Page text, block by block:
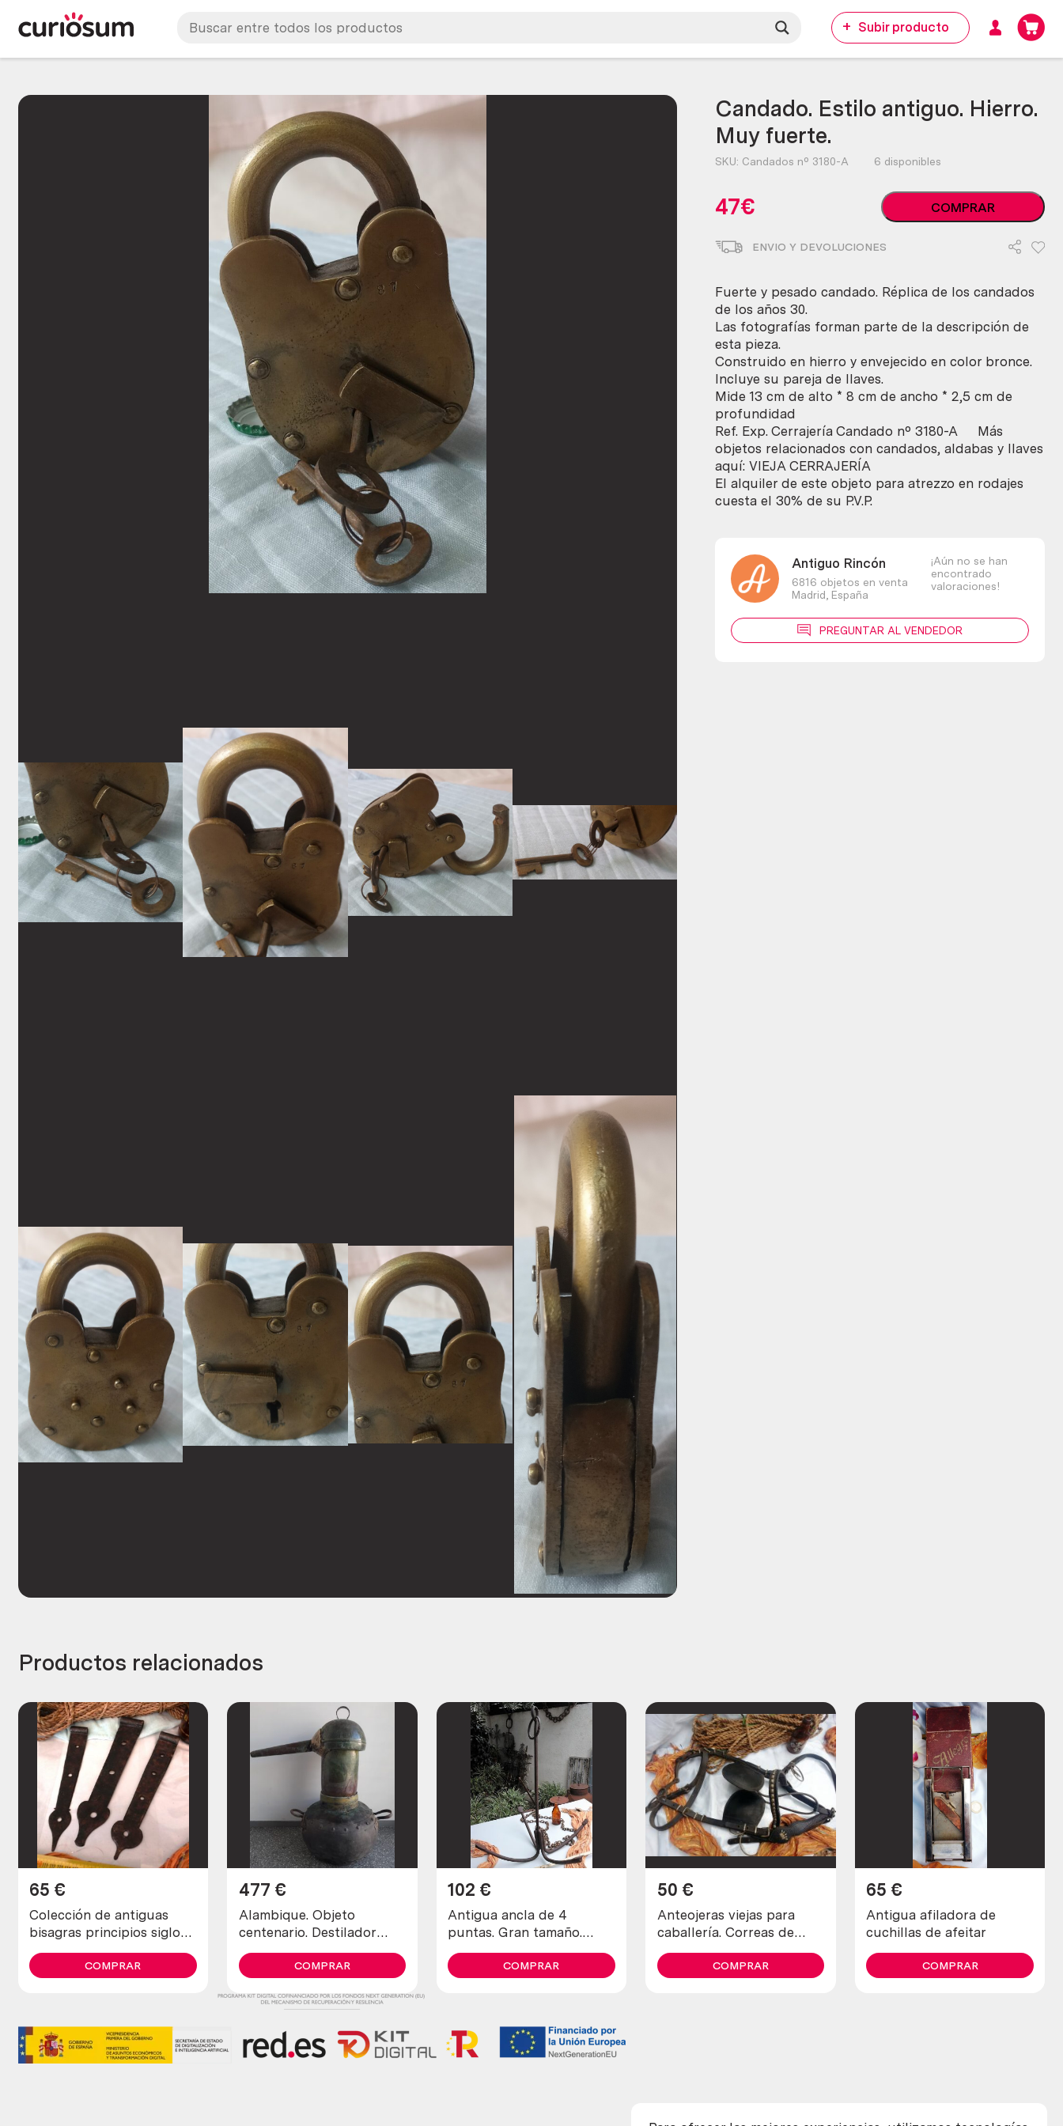
Subir producto
Candado. Estilo antiguo. Hierro.
Muy fuerte.
SKU: Candados nº 3180-A 6 disponibles
47€
Candado.
Estilo
Hierro.
fuerte.
cantidad
COMPRAR
ENVIO Y DEVOLUCIONES
Fuerte y pesado candado. Réplica de los candados
de los años 30.
Las fotografías forman parte de la descripción de
esta pieza.
Construido en hierro y envejecido en color bronce.
Incluye su pareja de llaves.
Mide 13 cm de alto * 8 cm de ancho * 2,5 cm de
profundidad
Ref. Exp. Cerrajería Candado nº 3180-A Más
objetos relacionados con candados, aldabas y llaves
aquí: VIEJA CERRAJERÍA
El alquiler de este objeto para atrezzo en rodajes
cuesta el 30% de su P.V.P.
Antiguo Rincón
6816 objetos en venta
Madrid, España
¡Aún no se han
encontrado
valoraciones!
PREGUNTAR AL VENDEDOR
Productos relacionados
Colección de antiguas
bisagras principios siglo
XX. Hechas en forja. 3
piezas. Estilo medieval.
65 €
COMPRAR
Alambique. Objeto
centenario. Destilador
fabricado en pesado
cobre. 80 litros.
477 €
COMPRAR
Antigua ancla de 4
puntas. Gran tamaño.
Cadena incluida. Antique
4-point anchor
102 €
COMPRAR
Anteojeras viejas para
caballería. Correas de
cuero. Origen alemán.
50 €
COMPRAR
Antigua afiladora de
cuchillas de afeitar
65 €
COMPRAR